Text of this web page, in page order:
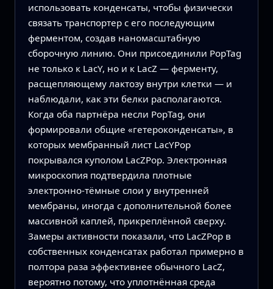
использовать конденсаты, чтобы физически
связать транспортер с его последующим
ферментом, создав наномасштабную
сборочную линию. Они присоединили PopTag
не только к LacY, но и к LacZ — ферменту,
расщепляющему лактозу внутри клетки — и
наблюдали, как эти белки располагаются.
Когда оба партнёра несли PopTag, они
формировали общие «гетероконденсаты», в
которых мембранный лист LacYPop
покрывался куполом LacZPop. Электронная
микроскопия подтвердила плотные
электронно-тёмные слои у внутренней
мембраны, иногда с дополнительной более
массивной каплей, прикреплённой сверху.
Замеры активности показали, что LacZPop в
собственных конденсатах работал примерно в
полтора раза эффективнее обычного LacZ,
вероятно потому, что уплотнённая среда